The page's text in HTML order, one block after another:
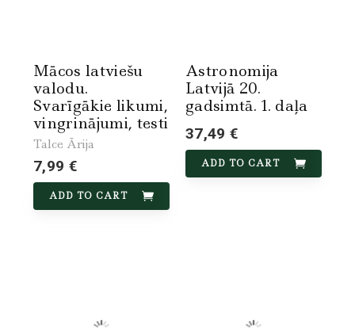
Mācos latviešu
valodu.
Svarīgākie likumi,
vingrinājumi, testi
Talce Ārija
7,99 €
ADD TO CART
Astronomija
Latvijā 20.
gadsimtā. 1. daļa
37,49 €
ADD TO CART